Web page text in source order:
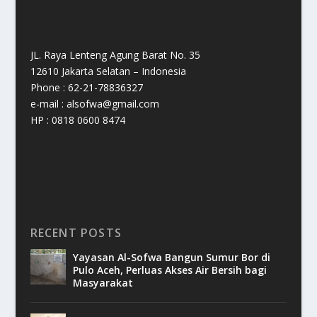
JL. Raya Lenteng Agung Barat No. 35
12610 Jakarta Selatan – Indonesia
Phone : 62-21-78836327
e-mail : alsofwa@gmail.com
HP : 0818 0600 8474
RECENT POSTS
Yayasan Al-Sofwa Bangun Sumur Bor di
Pulo Aceh, Perluas Akses Air Bersih bagi
Masyarakat